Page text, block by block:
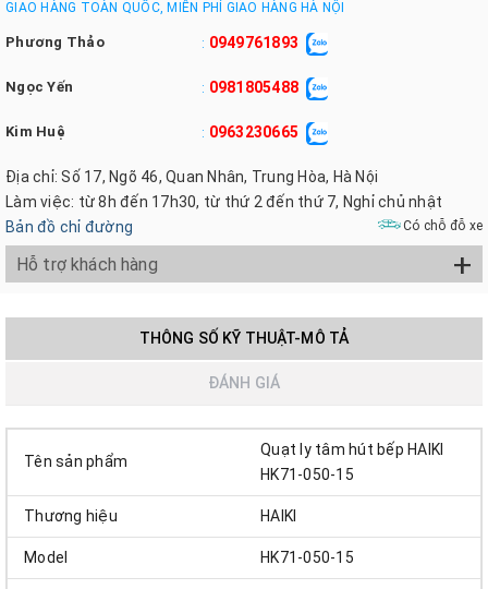
GIAO HÀNG TOÀN QUỐC, MIỄN PHÍ GIAO HÀNG HÀ NỘI
Phương Thảo : 0949761893
Ngọc Yến : 0981805488
Kim Huệ : 0963230665
Địa chỉ: Số 17, Ngõ 46, Quan Nhân, Trung Hòa, Hà Nội
Làm việc: từ 8h đến 17h30, từ thứ 2 đến thứ 7, Nghỉ chủ nhật
Bản đồ chỉ đường
Có chỗ đỗ xe
Hỗ trợ khách hàng +
THÔNG SỐ KỸ THUẬT-MÔ TẢ
ĐÁNH GIÁ
Tên sản phẩm
Quạt ly tâm hút bếp HAIKI
HK71-050-15
Thương hiệu HAIKI
Model HK71-050-15